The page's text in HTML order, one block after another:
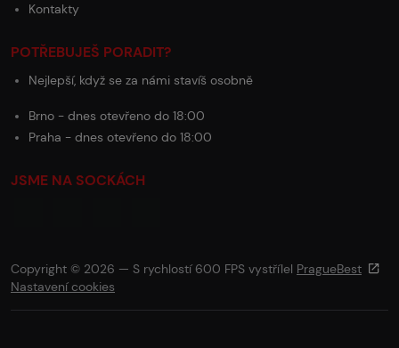
Kontakty
POTŘEBUJEŠ PORADIT?
Nejlepší, když se za námi stavíš osobně
Brno - dnes otevřeno do 18:00
Praha - dnes otevřeno do 18:00
JSME NA SOCKÁCH
Copyright © 2026 — S rychlostí 600 FPS vystřílel PragueBest
Nastavení cookies